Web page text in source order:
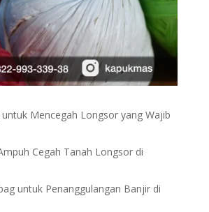
Mencegah Longsor yang Wajib
Cegah Tanah Longsor di
untuk Penanggulangan Banjir di